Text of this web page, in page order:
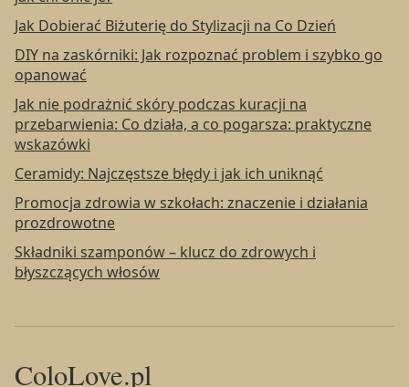
Jak Dobierać Biżuterię do Stylizacji na Co Dzień
DIY na zaskórniki: Jak rozpoznać problem i szybko go
opanować
Jak nie podrażnić skóry podczas kuracji na
przebarwienia: Co działa, a co pogarsza: praktyczne
wskazówki
Ceramidy: Najczęstsze błędy i jak ich uniknąć
Promocja zdrowia w szkołach: znaczenie i działania
prozdrowotne
Składniki szamponów – klucz do zdrowych i
błyszczących włosów
ColoLove.pl